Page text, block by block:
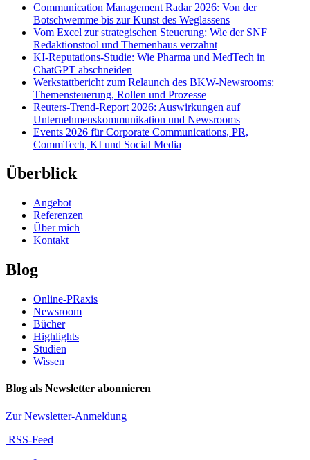
Communication Management Radar 2026: Von der
Botschwemme bis zur Kunst des Weglassens
Vom Excel zur strategischen Steuerung: Wie der SNF
Redaktionstool und Themenhaus verzahnt
KI-Reputations-Studie: Wie Pharma und MedTech in
ChatGPT abschneiden
Werkstattbericht zum Relaunch des BKW-Newsrooms:
Themensteuerung, Rollen und Prozesse
Reuters-Trend-Report 2026: Auswirkungen auf
Unternehmenskommunikation und Newsrooms
Events 2026 für Corporate Communications, PR,
CommTech, KI und Social Media
Überblick
Angebot
Referenzen
Über mich
Kontakt
Blog
Online-PRaxis
Newsroom
Bücher
Highlights
Studien
Wissen
Blog als Newsletter abonnieren
Zur Newsletter-Anmeldung
RSS-Feed